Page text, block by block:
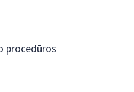
procedūros